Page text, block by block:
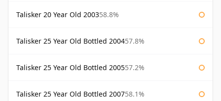
Talisker 20 Year Old 200358.8%
Talisker 25 Year Old Bottled 200457.8%
Talisker 25 Year Old Bottled 200557.2%
Talisker 25 Year Old Bottled 200758.1%